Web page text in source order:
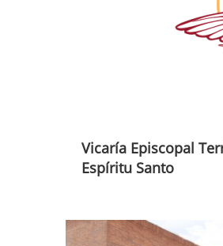
Vicaría Episcopal
Espíritu Santo